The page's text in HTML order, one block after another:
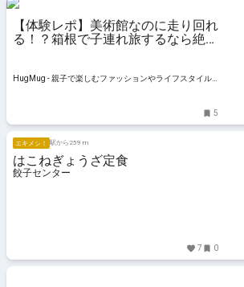
【体験レポ】美術館なのに走り回れ
る！？箱根で子連れ旅するなら絶対
HugMug - 親子で楽しむファッションやライフスタイル
5
エキメシ！ 駅から259 m
はこねぎょうざ定食
餃子センター
7 0